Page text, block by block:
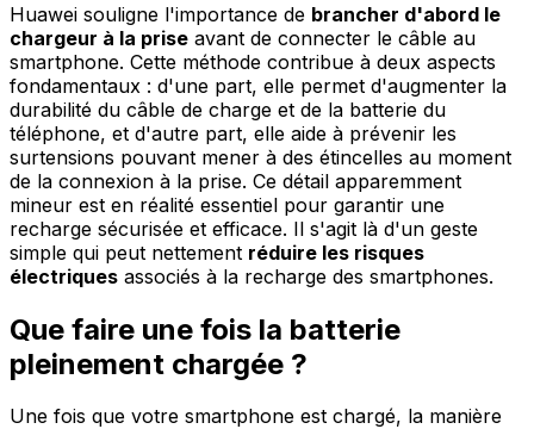
Huawei souligne l'importance de brancher d'abord le
chargeur à la prise avant de connecter le câble au
smartphone. Cette méthode contribue à deux aspects
fondamentaux : d'une part, elle permet d'augmenter la
durabilité du câble de charge et de la batterie du
téléphone, et d'autre part, elle aide à prévenir les
surtensions pouvant mener à des étincelles au moment
de la connexion à la prise. Ce détail apparemment
mineur est en réalité essentiel pour garantir une
recharge sécurisée et efficace. Il s'agit là d'un geste
simple qui peut nettement réduire les risques
électriques associés à la recharge des smartphones.
Que faire une fois la batterie
pleinement chargée ?
Une fois que votre smartphone est chargé, la manière